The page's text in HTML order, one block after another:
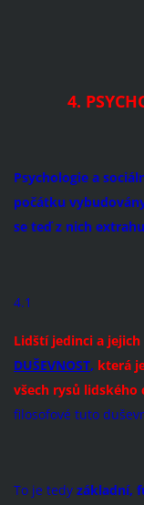
4.
Psychologie a
počátku
se teď z nich
4.1
Lidští jedinci a
DUŠEVNOST, která
všech rysů lidského
filosofové tuto
To je tedy základní,